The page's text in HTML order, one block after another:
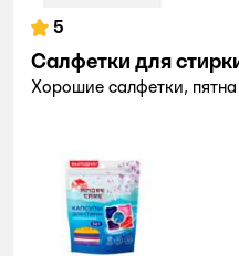
5
Салфетки для
Хорошие салфетки, пятна